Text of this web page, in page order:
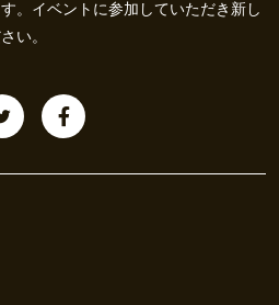
。イベントに参加していただき新し
い。